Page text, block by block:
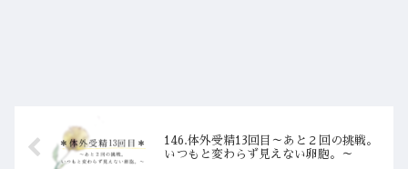
146.体外受精13回目～あと２回の挑戦。
いつもと変わらず見えない卵胞。～